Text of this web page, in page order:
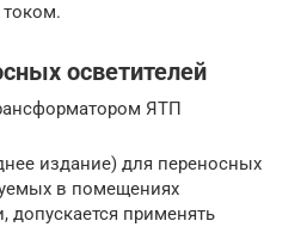
осветителей
ЯТП
издание) для переносных
в помещениях
применять